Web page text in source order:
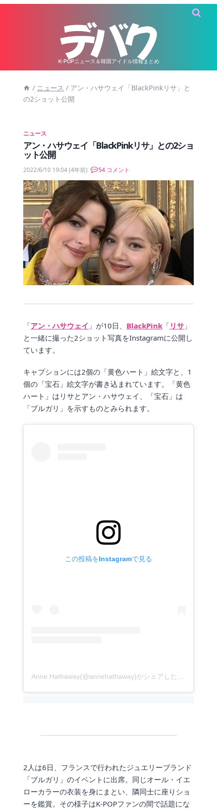
K-POPニュース＆韓国アイドル情報まとめ
/ ニュース / アン・ハサウェイ「BlackPinkリサ」と
の2ショット公開
ニュース
アン・ハサウェイ「BlackPinkリサ」との2ショ
ット公開
2022/6/10 19:04(4年前) 54 コメント
「アン・ハサウェイ 」が10日、 BlackPink 「 リサ 」
と一緒に撮った2ショット写真をInstagramに公開し
ています。
キャプションには2個の「黄色ハート」絵文字と、1
個の「宝石」絵文字が書き込まれています。「黄色
ハート」はリサとアン・ハサウェイ、「宝石」は
「ブルガリ」を示すものとみられます。
この投稿をInstagramで見る
2人は6日、フランスで行われたジュエリーブランド
「ブルガリ」のイベントに出席。同じオール・イエ
ローカラーの衣装を身にまとい、隣同士に座りショ
ーを鑑賞。その様子はK-POPファンの間で話題にな